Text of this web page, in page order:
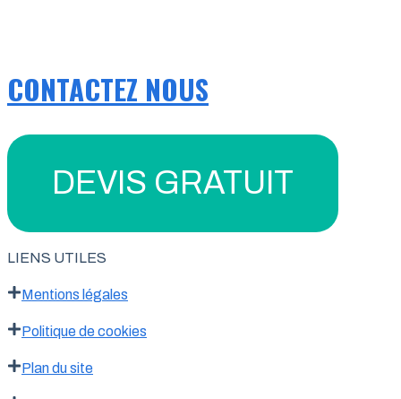
CONTACTEZ NOUS
DEVIS GRATUIT
LIENS UTILES
Mentions légales
Politique de cookies
Plan du site